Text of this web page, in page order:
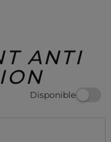
ANTI
Disponible